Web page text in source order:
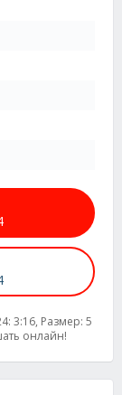
3:16, Размер: 5
онлайн!